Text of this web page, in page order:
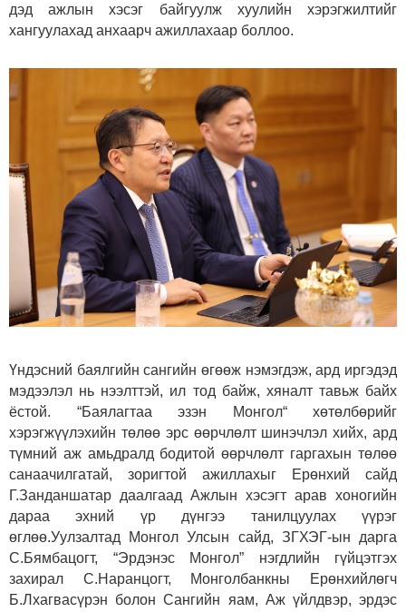
дэд ажлын хэсэг байгуулж хуулийн хэрэгжилтийг
хангуулахад анхаарч ажиллахаар боллоо.
Үндэсний баялгийн сангийн өгөөж нэмэгдэж, ард иргэдэд
мэдээлэл нь нээлттэй, ил тод байж, хяналт тавьж байх
ёстой. “Баялагтаа эзэн Монгол“ хөтөлбөрийг
хэрэгжүүлэхийн төлөө эрс өөрчлөлт шинэчлэл хийх, ард
түмний аж амьдралд бодитой өөрчлөлт гаргахын төлөө
санаачилгатай, зоригтой ажиллахыг Ерөнхий сайд
Г.Занданшатар даалгаад Ажлын хэсэгт арав хоногийн
дараа эхний үр дүнгээ танилцуулах үүрэг
өглөө.Уулзалтад Монгол Улсын сайд, ЗГХЭГ-ын дарга
С.Бямбацогт, “Эрдэнэс Монгол” нэгдлийн гүйцэтгэх
захирал С.Наранцогт, Монголбанкны Ерөнхийлөгч
Б.Лхагвасүрэн болон Сангийн яам, Аж үйлдвэр, эрдэс